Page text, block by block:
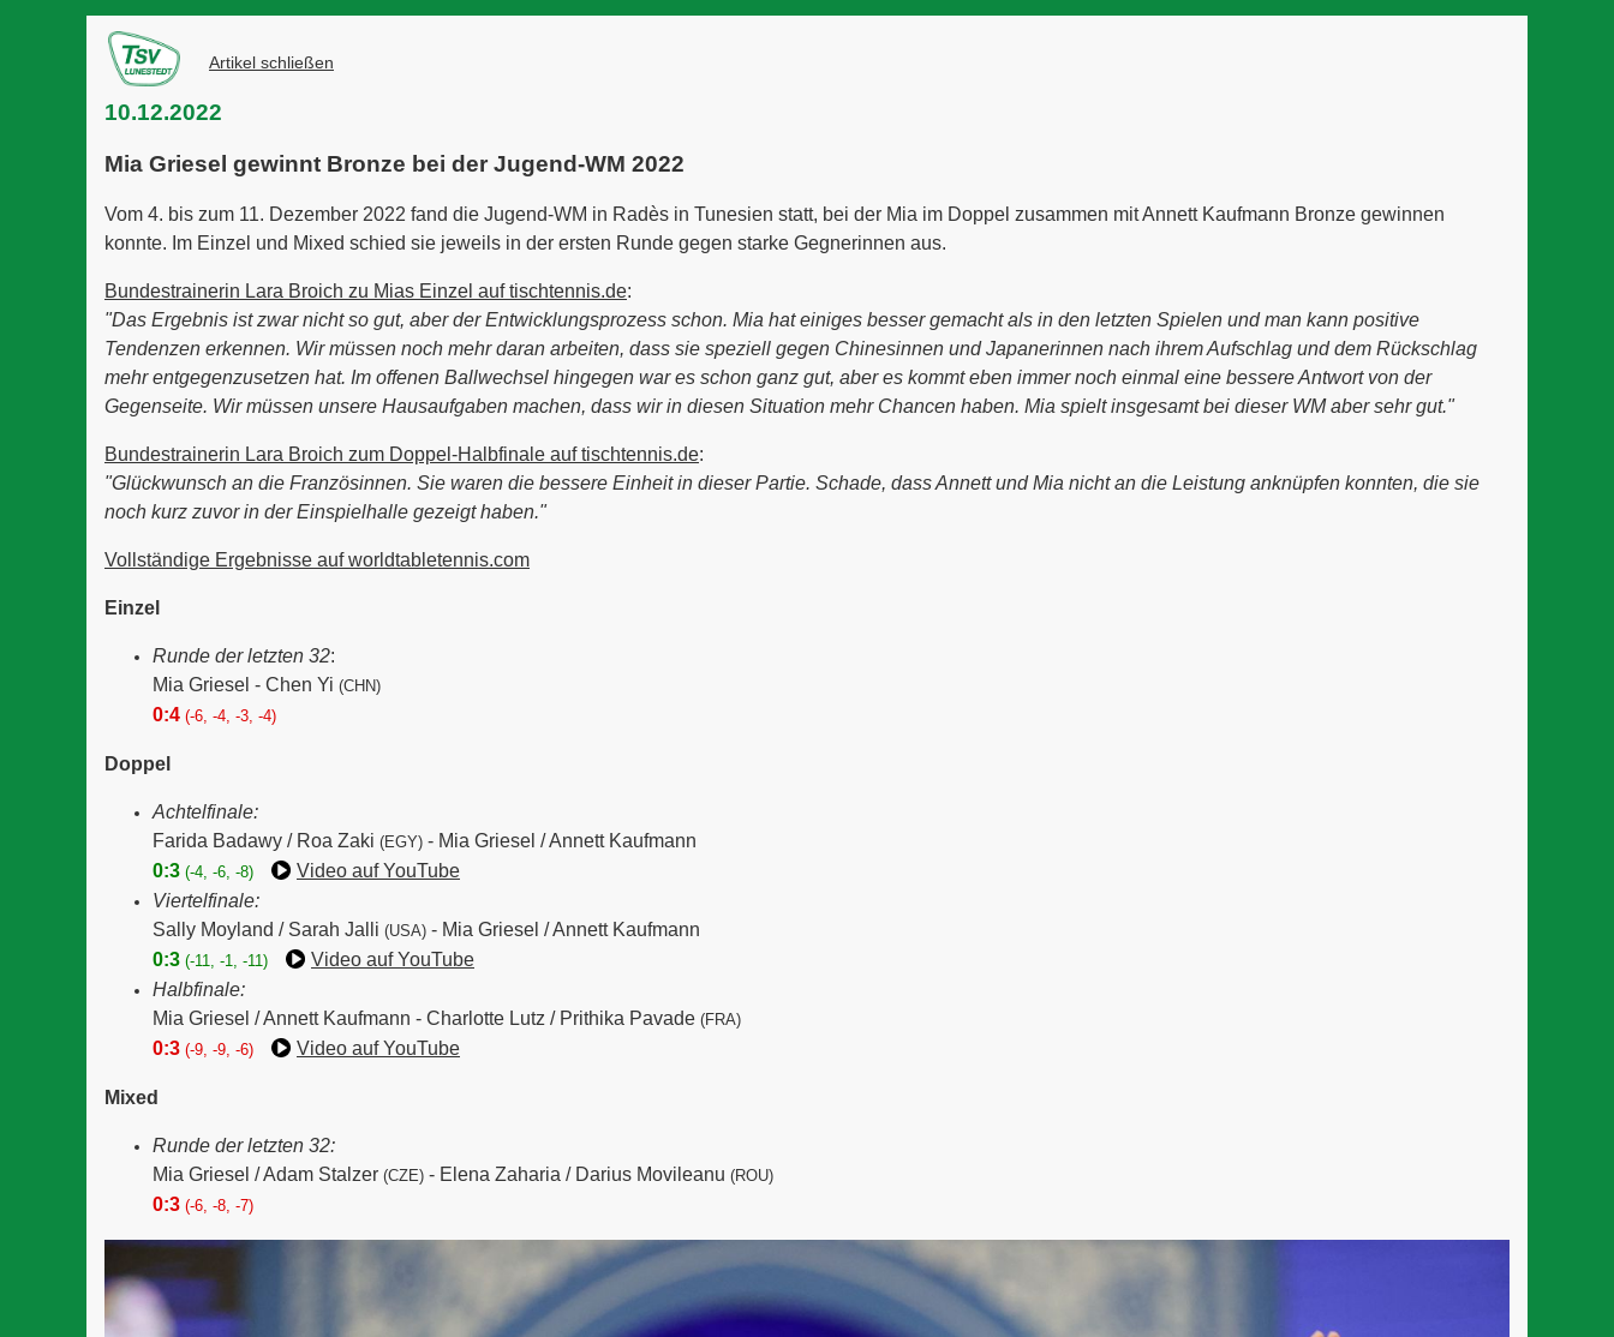
Artikel schließen
10.12.2022
Mia Griesel gewinnt Bronze bei der Jugend-WM 2022
Vom 4. bis zum 11. Dezember 2022 fand die Jugend-WM in Radès in Tunesien statt, bei der Mia im Doppel zusammen mit Annett Kaufmann Bronze gewinnen
konnte. Im Einzel und Mixed schied sie jeweils in der ersten Runde gegen starke Gegnerinnen aus.
Bundestrainerin Lara Broich zu Mias Einzel auf tischtennis.de:
"Das Ergebnis ist zwar nicht so gut, aber der Entwicklungsprozess schon. Mia hat einiges besser gemacht als in den letzten Spielen und man kann positive
Tendenzen erkennen. Wir müssen noch mehr daran arbeiten, dass sie speziell gegen Chinesinnen und Japanerinnen nach ihrem Aufschlag und dem Rückschlag
mehr entgegenzusetzen hat. Im offenen Ballwechsel hingegen war es schon ganz gut, aber es kommt eben immer noch einmal eine bessere Antwort von der
Gegenseite. Wir müssen unsere Hausaufgaben machen, dass wir in diesen Situation mehr Chancen haben. Mia spielt insgesamt bei dieser WM aber sehr gut."
Bundestrainerin Lara Broich zum Doppel-Halbfinale auf tischtennis.de:
"Glückwunsch an die Französinnen. Sie waren die bessere Einheit in dieser Partie. Schade, dass Annett und Mia nicht an die Leistung anknüpfen konnten, die sie
noch kurz zuvor in der Einspielhalle gezeigt haben."
Vollständige Ergebnisse auf worldtabletennis.com
Einzel
Runde der letzten 32:
Mia Griesel - Chen Yi (CHN)
0:4 (-6, -4, -3, -4)
Doppel
Achtelfinale:
Farida Badawy / Roa Zaki (EGY) - Mia Griesel / Annett Kaufmann
0:3 (-4, -6, -8)
Video auf YouTube
Viertelfinale:
Sally Moyland / Sarah Jalli (USA) - Mia Griesel / Annett Kaufmann
0:3 (-11, -1, -11)
Video auf YouTube
Halbfinale:
Mia Griesel / Annett Kaufmann - Charlotte Lutz / Prithika Pavade (FRA)
0:3 (-9, -9, -6) Video auf YouTube
Mixed
Runde der letzten 32:
Mia Griesel / Adam Stalzer (CZE) - Elena Zaharia / Darius Movileanu (ROU)
0:3 (-6, -8, -7)